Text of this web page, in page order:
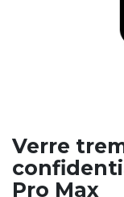
Verre
Pro Max